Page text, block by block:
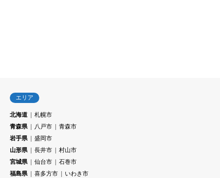
エリア
北海道
札幌市
青森県
八戸市
青森市
岩手県
盛岡市
山形県
長井市
村山市
宮城県
仙台市
石巻市
福島県
喜多方市
いわき市